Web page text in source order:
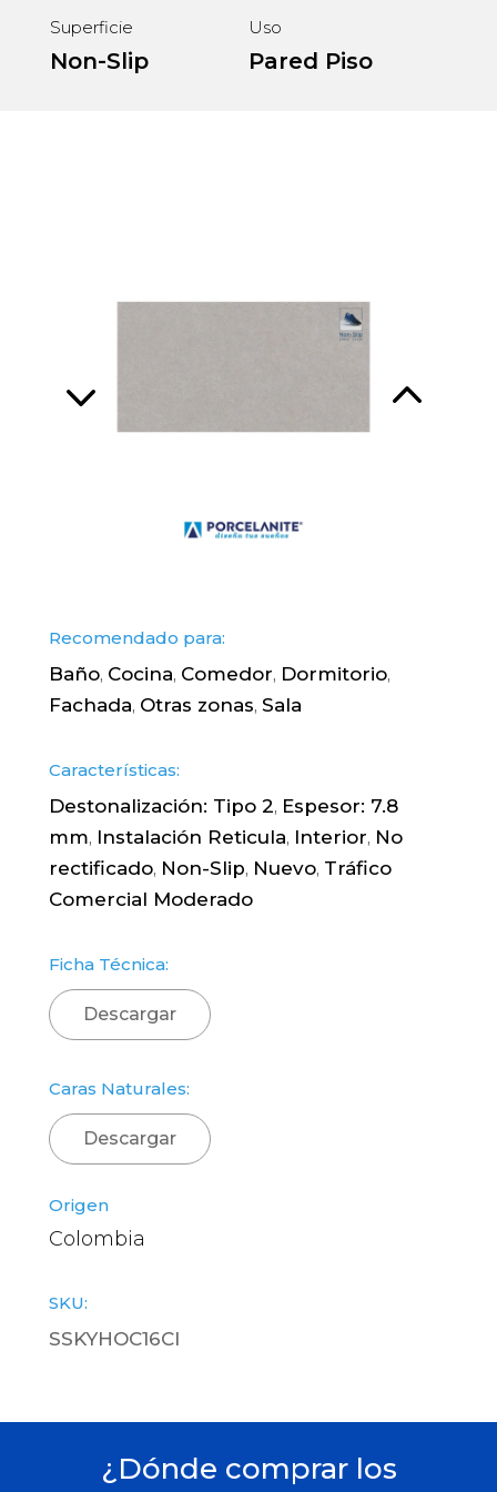
Superficie
Non-Slip
Uso
Pared Piso
Recomendado para:
Baño, Cocina, Comedor, Dormitorio,
Fachada, Otras zonas, Sala
Características:
Destonalización: Tipo 2, Espesor: 7.8
mm, Instalación Reticula, Interior, No
rectificado, Non-Slip, Nuevo, Tráfico
Comercial Moderado
Ficha Técnica:
Descargar
Caras Naturales:
Descargar
Origen
Colombia
SKU:
SSKYHOC16CI
¿Dónde comprar los